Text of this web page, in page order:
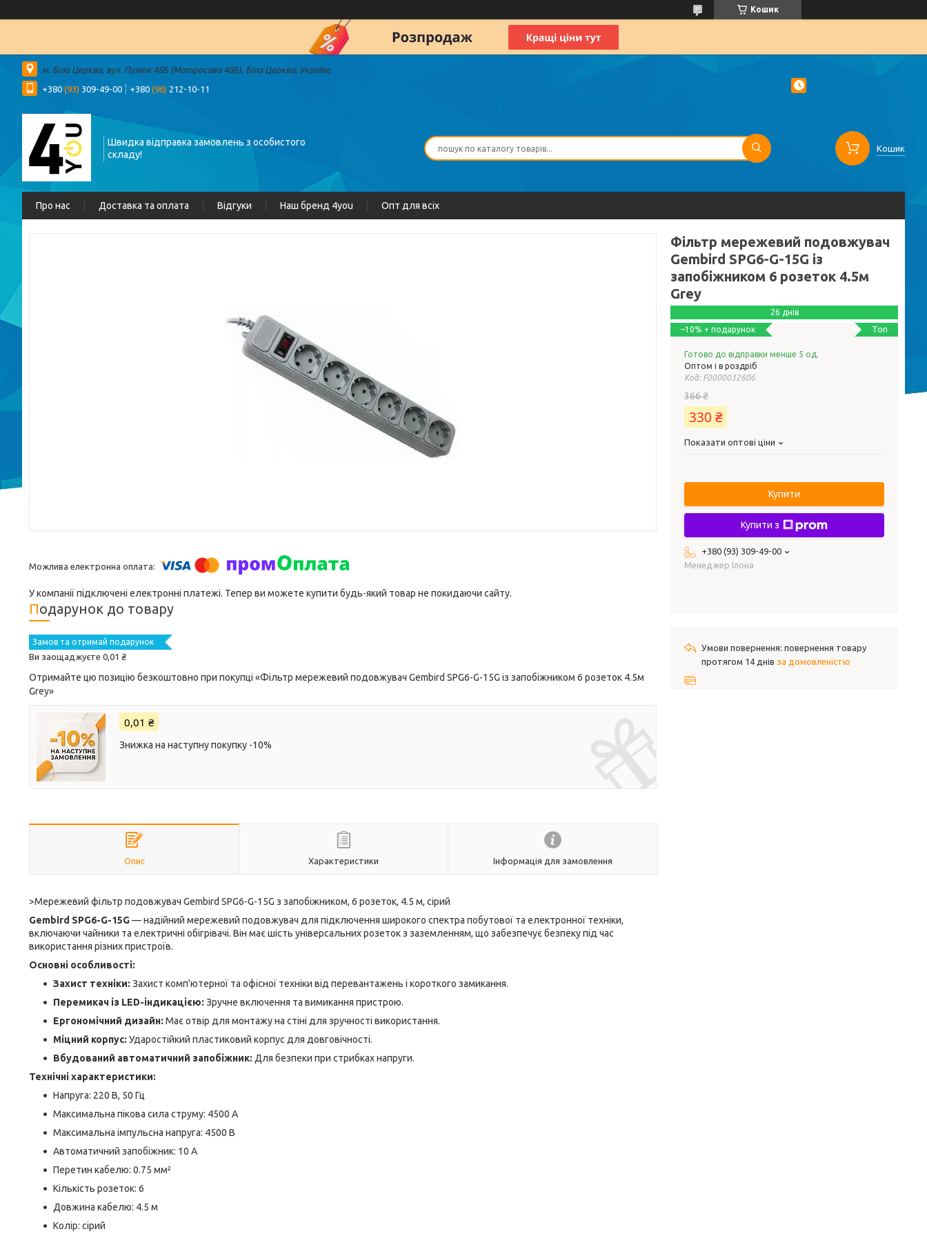
Кошик
м. Біла Церква, вул. Пулюя 48Б (Матросова 48Б), Біла Церква, Україна
+380 (93) 309-49-00 +380 (96) 212-10-11
Швидка відправка замовлень з особистого
складу!
Кошик
Про нас Доставка та оплата Відгуки Наш бренд 4you Опт для всіх
У компанії підключені електронні платежі. Тепер ви можете купити будь-який товар не покидаючи сайту.
Подарунок до товару
Замов та отримай подарунок
Ви заощаджуєте 0,01 ₴
Отримайте цю позицію безкоштовно при покупці «Фільтр мережевий подовжувач Gembird SPG6-G-15G із запобіжником 6 розеток 4.5м
Grey»
0,01 ₴
Знижка на наступну покупку -10%
Опис Характеристики Інформація для замовлення
>Мережевий фільтр подовжувач Gembird SPG6-G-15G з запобіжником, 6 розеток, 4.5 м, сірий
Gembird SPG6-G-15G— надійний мережевий подовжувач для підключення широкого спектра побутової та електронної техніки,
включаючи чайники та електричні обігрівачі. Він має шість універсальних розеток з заземленням, що забезпечує безпеку під час
використання різних пристроїв.
Основні особливості:
Захист техніки: Захист комп'ютерної та офісної техніки від перевантажень і короткого замикання.
Перемикач із LED-індикацією: Зручне включення та вимикання пристрою.
Ергономічний дизайн: Має отвір для монтажу на стіні для зручності використання.
Міцний корпус: Ударостійкий пластиковий корпус для довговічності.
Вбудований автоматичний запобіжник: Для безпеки при стрибках напруги.
Технічні характеристики:
Напруга: 220 В, 50 Гц
Максимальна пікова сила струму: 4500 А
Максимальна імпульсна напруга: 4500 В
Автоматичний запобіжник: 10 А
Перетин кабелю: 0.75 мм²
Кількість розеток: 6
Довжина кабелю: 4.5 м
Колір: сірий
Фільтр мережевий подовжувач
Gembird SPG6-G-15G із
запобіжником 6 розеток 4.5м
Grey
Топ
26 днів
–10%
Готово до відправки менше 5 од.
Оптом і в роздріб
Код: F0000032606
366 ₴
330 ₴
Показати оптові ціни
Купити
Купити з
+380 (93) 309-49-00
Менеджер Ілона
повернення товару
протягом 14 днів за домовленістю